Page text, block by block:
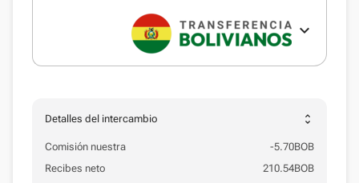
expand_more
Detalles del intercambio unfold_more
Comisión nuestra -5.70BOB
Recibes neto
210.54BOB